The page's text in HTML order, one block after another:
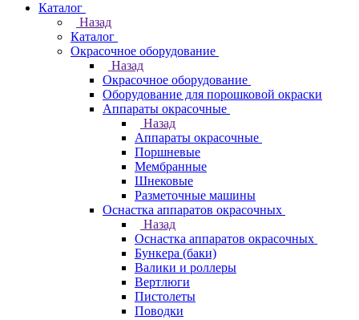
Каталог
Назад
Каталог
Окрасочное оборудование
Назад
Окрасочное оборудование
Оборудование для порошковой окраски
Аппараты окрасочные
Назад
Аппараты окрасочные
Поршневые
Мембранные
Шнековые
Разметочные машины
Оснастка аппаратов окрасочных
Назад
Оснастка аппаратов окрасочных
Бункера (баки)
Валики и роллеры
Вертлюги
Пистолеты
Поводки